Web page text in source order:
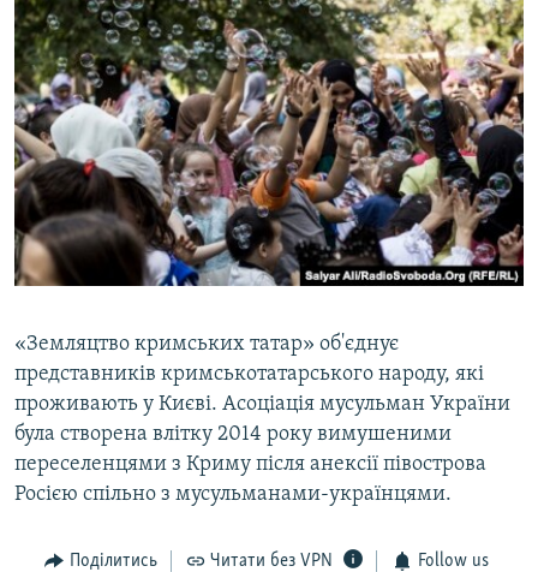
«Земляцтво кримських татар» об'єднує
представників кримськотатарського народу, які
проживають у Києві. Асоціація мусульман України
була створена влітку 2014 року вимушеними
переселенцями з Криму після анексії півострова
Росією спільно з мусульманами-українцями.
Поділитись Читати без VPN Follow us